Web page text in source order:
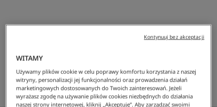
WITAMY
Używamy plików cookie w celu poprawy komfortu korzystania z naszej
witryny, personalizacji jej funkcjonalności oraz prowadzenia działań
marketingowych dostosowanych do Twoich zainteresowań. Jeżeli
wyrażasz zgodę na używanie plików cookies niezbędnych do działania
naszej strony internetowej, kliknij „Akceptuję”. Aby zarządzać swoimi
Kontynuuj bez akceptacji